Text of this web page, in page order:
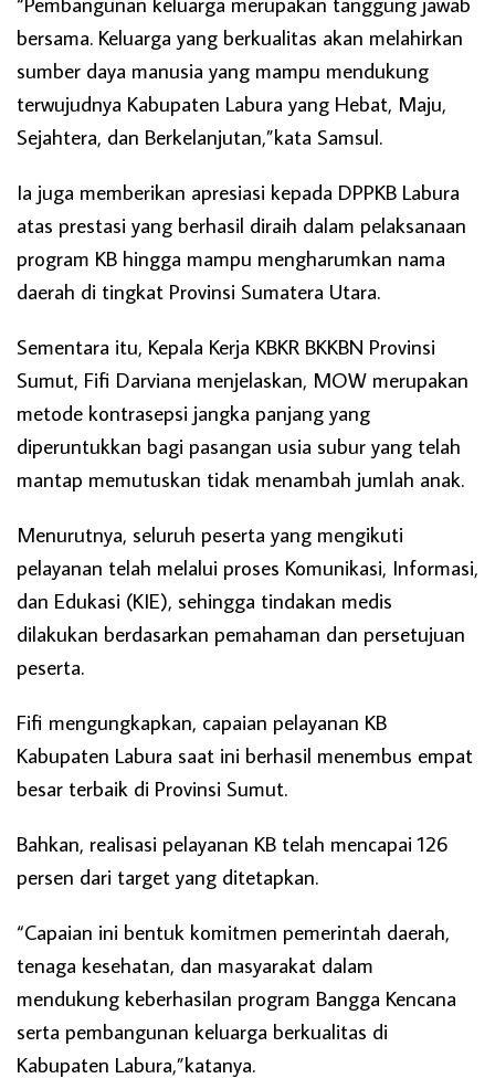
bersama. Keluarga yang berkualitas akan melahirkan
sumber daya manusia yang mampu mendukung
terwujudnya Kabupaten Labura yang Hebat, Maju,
Sejahtera, dan Berkelanjutan,”kata Samsul.
Ia juga memberikan apresiasi kepada DPPKB Labura
atas prestasi yang berhasil diraih dalam pelaksanaan
program KB hingga mampu mengharumkan nama
daerah di tingkat Provinsi Sumatera Utara.
Sementara itu, Kepala Kerja KBKR BKKBN Provinsi
Sumut, Fifi Darviana menjelaskan, MOW merupakan
metode kontrasepsi jangka panjang yang
diperuntukkan bagi pasangan usia subur yang telah
mantap memutuskan tidak menambah jumlah anak.
Menurutnya, seluruh peserta yang mengikuti
pelayanan telah melalui proses Komunikasi, Informasi,
dan Edukasi (KIE), sehingga tindakan medis
dilakukan berdasarkan pemahaman dan persetujuan
peserta.
Fifi mengungkapkan, capaian pelayanan KB
Kabupaten Labura saat ini berhasil menembus empat
besar terbaik di Provinsi Sumut.
Bahkan, realisasi pelayanan KB telah mencapai 126
persen dari target yang ditetapkan.
“Capaian ini bentuk komitmen pemerintah daerah,
tenaga kesehatan, dan masyarakat dalam
mendukung keberhasilan program Bangga Kencana
serta pembangunan keluarga berkualitas di
Kabupaten Labura,”katanya.